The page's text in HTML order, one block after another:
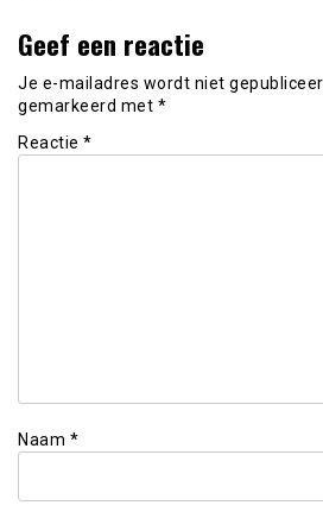
Geef een reactie
Je e-mailadres wordt niet
gemarkeerd met *
Reactie *
Naam *